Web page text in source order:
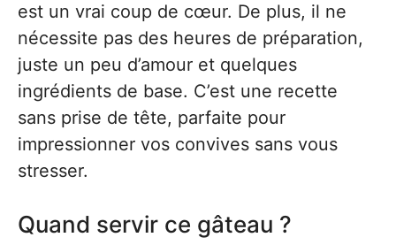
est un vrai coup de cœur. De plus, il ne
nécessite pas des heures de préparation,
juste un peu d’amour et quelques
ingrédients de base. C’est une recette
sans prise de tête, parfaite pour
impressionner vos convives sans vous
stresser.
Quand servir ce gâteau ?